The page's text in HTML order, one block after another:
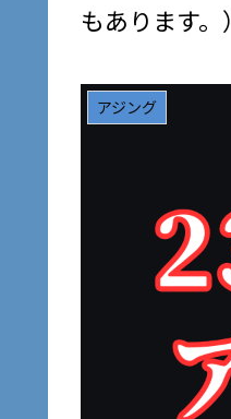
もあります。）
アジング